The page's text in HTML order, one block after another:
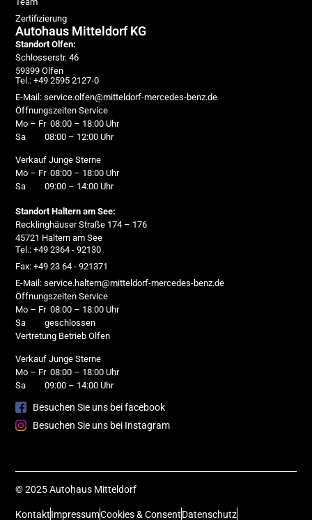
Zertifizierung
Autohaus Mitteldorf KG
Standort Olfen:
Schlosserstr. 46
59399 Olfen
Tel.: +49 2595 2127-0
E-Mail: service.olfen@mitteldorf-mercedes-benz.de
Öffnungszeiten Service
Mo – Fr 08:00 – 18:00 Uhr
Sa 08:00 – 12:00 Uhr
Verkauf Junge Sterne
Mo – Fr 08:00 – 18:00 Uhr
Sa 09:00 – 14:00 Uhr
Standort Haltern am See:
Recklinghäuser Straße 174 – 176
45721 Haltern am See
Tel.: +49 2364 - 92130
Fax: +49 23 64 - 921371
E-Mail: service.haltern@mitteldorf-mercedes-benz.de
Öffnungszeiten Service
Mo – Fr 08:00 – 18:00 Uhr
Sa geschlossen
Vertretung Betrieb Olfen
Verkauf Junge Sterne
Mo – Fr 08:00 – 18:00 Uhr
Sa 09:00 – 14:00 Uhr
Besuchen Sie uns bei facebook
Besuchen Sie uns bei Instagram
© 2025 Autohaus Mitteldorf
KontaktImpressumCookies & ConsentDatenschutz